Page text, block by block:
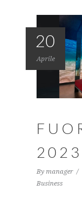
20
Aprile
2023
By manager
Business